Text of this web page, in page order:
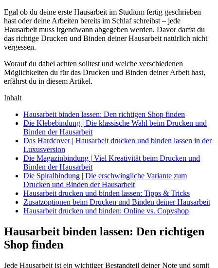
Egal ob du deine erste Hausarbeit im Studium fertig geschrieben
hast oder deine Arbeiten bereits im Schlaf schreibst – jede
Hausarbeit muss irgendwann abgegeben werden. Davor darfst du
das richtige Drucken und Binden deiner Hausarbeit natürlich nicht
vergessen.
Worauf du dabei achten solltest und welche verschiedenen
Möglichkeiten du für das Drucken und Binden deiner Arbeit hast,
erfährst du in diesem Artikel.
Inhalt
Hausarbeit binden lassen: Den richtigen Shop finden
Die Klebebindung | Die klassische Wahl beim Drucken und
Binden der Hausarbeit
Das Hardcover | Hausarbeit drucken und binden lassen in der
Luxusversion
Die Magazinbindung | Viel Kreativität beim Drucken und
Binden der Hausarbeit
Die Spiralbindung | Die erschwingliche Variante zum
Drucken und Binden der Hausarbeit
Hausarbeit drucken und binden lassen: Tipps & Tricks
Zusatzoptionen beim Drucken und Binden deiner Hausarbeit
Hausarbeit drucken und binden: Online vs. Copyshop
Hausarbeit binden lassen: Den richtigen
Shop finden
Jede Hausarbeit ist ein wichtiger Bestandteil deiner Note und somit